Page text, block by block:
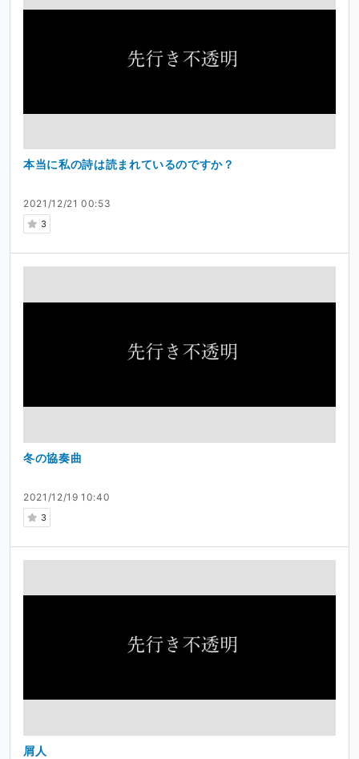
2021/12/21 00:53
3
本当に私の詩は読まれているのですか？
2021/12/19 10:40
3
冬の協奏曲
屑人